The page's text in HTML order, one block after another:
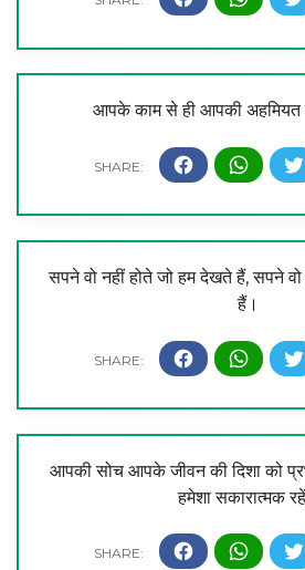
आपके काम से ही आपकी अहमियत
सपने वो नहीं होते जो हम देखते हैं, सपने
हैं।
आपकी सोच आपके जीवन की दिशा को
हमेशा सकारात्मक